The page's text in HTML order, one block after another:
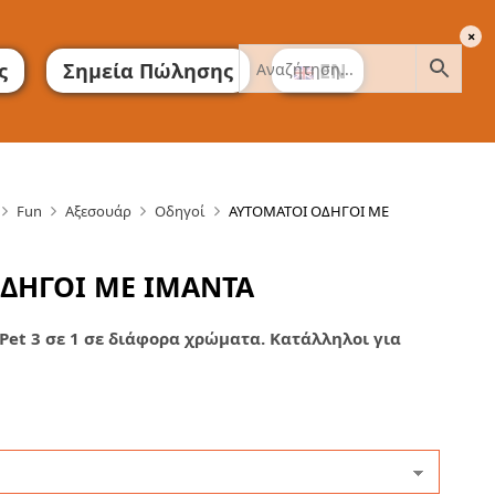
Σημεία Πώλησης EN
Fun Αξεσουάρ Οδηγοί
ΑΥΤΟΜΑΤΟΙ ΟΔΗΓΟΙ ΜΕ
ΜΕ ΙΜΑΝΤΑ
3 σε 1 σε διάφορα χρώματα. Κατάλληλοι για